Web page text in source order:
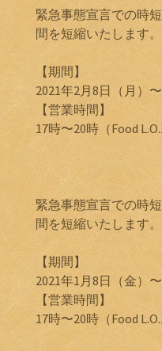
緊急事態宣言での時
間を短縮いたします。
【期間】
2021年2月8日（月）
【営業時間】
17時〜20時（Food
緊急事態宣言での時
間を短縮いたします。
【期間】
2021年1月8日（金）
【営業時間】
17時〜20時（Food